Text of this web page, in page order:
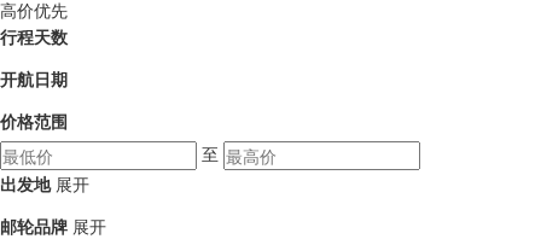
高价优先
行程天数
开航日期
价格范围
至
出发地 展开
邮轮品牌 展开